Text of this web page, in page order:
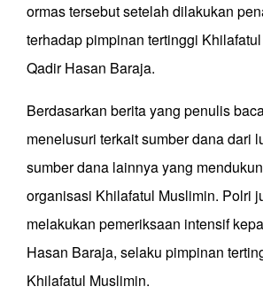
ormas tersebut setelah dilakukan
terhadap pimpinan tertinggi
Qadir Hasan Baraja.
Berdasarkan berita yang penulis
menelusuri terkait sumber dana dari
sumber dana lainnya yang
organisasi Khilafatul Muslimin. Polri
melakukan pemeriksaan intensif
Hasan Baraja, selaku pimpinan
Khilafatul Muslimin.